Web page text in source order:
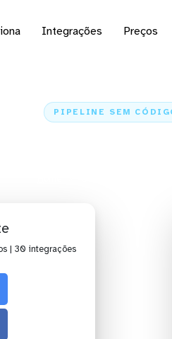
Integrações Preços
PIPELINE SEM
| 30 integrações